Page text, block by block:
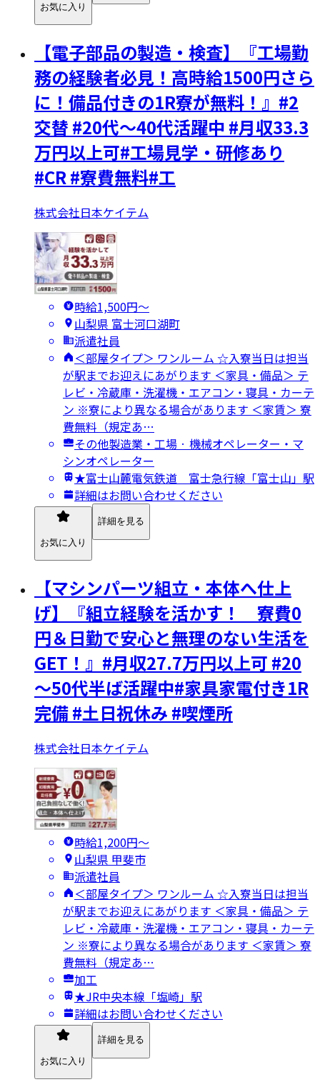
お気に入り
【電子部品の製造・検査】『工場勤
務の経験者必見！高時給1500円さら
に！備品付きの1R寮が無料！』#2
交替 #20代～40代活躍中 #月収33.3
万円以上可#工場見学・研修あり
#CR #寮費無料#工
株式会社日本ケイテム
時給1,500円〜
山梨県 富士河口湖町
派遣社員
＜部屋タイプ＞ ワンルーム ☆入寮当日は担当
が駅までお迎えにあがります ＜家具・備品＞ テ
レビ・冷蔵庫・洗濯機・エアコン・寝具・カーテ
ン ※寮により異なる場合があります ＜家賃＞ 寮
費無料（規定あ…
その他製造業・工場 · 機械オペレーター・マ
シンオペレーター
★富士山麓電気鉄道 富士急行線「富士山」駅
詳細はお問い合わせください
お気に入り
詳細を見る
【マシンパーツ組立・本体へ仕上
げ】『組立経験を活かす！ 寮費0
円＆日勤で安心と無理のない生活を
GET！』#月収27.7万円以上可 #20
～50代半ば活躍中#家具家電付き1R
完備 #土日祝休み #喫煙所
株式会社日本ケイテム
時給1,200円〜
山梨県 甲斐市
派遣社員
＜部屋タイプ＞ ワンルーム ☆入寮当日は担当
が駅までお迎えにあがります ＜家具・備品＞ テ
レビ・冷蔵庫・洗濯機・エアコン・寝具・カーテ
ン ※寮により異なる場合があります ＜家賃＞ 寮
費無料（規定あ…
加工
★JR中央本線「塩崎」駅
詳細はお問い合わせください
お気に入り
詳細を見る